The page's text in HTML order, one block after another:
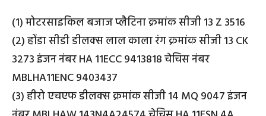
(1) मोटरसाइकिल बजाज प्लैटिना क्रमांक सीजी 13 Z 3516
(2) होंडा सीडी डीलक्स लाल काला रंग क्रमांक सीजी 13 CK
3273 इंजन नंबर HA 11ECC 9413818 चेचिस नंबर
MBLHA11ENC 9403437
(3) हीरो एचएफ डीलक्स क्रमांक सीजी 14 MQ 9047 इंजन